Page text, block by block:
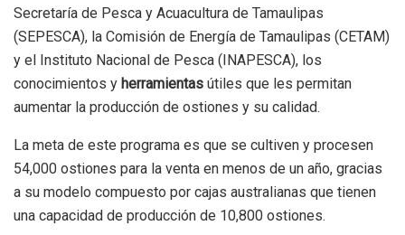
Secretaría de Pesca y Acuacultura de Tamaulipas
(SEPESCA), la Comisión de Energía de Tamaulipas (CETAM)
y el Instituto Nacional de Pesca (INAPESCA), los
conocimientos y herramientas útiles que les permitan
aumentar la producción de ostiones y su calidad.
La meta de este programa es que se cultiven y procesen
54,000 ostiones para la venta en menos de un año, gracias
a su modelo compuesto por cajas australianas que tienen
una capacidad de producción de 10,800 ostiones.